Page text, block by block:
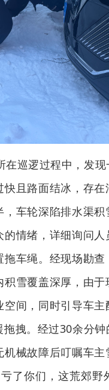
巡逻过程中，发
且路面结冰，存
车轮深陷排水渠
情绪，详细询问
车绳。经现场勘
雪覆盖深厚，由
间，同时引导车
拽。经过30余分
械故障后叮嘱车主
了你们，这荒郊野